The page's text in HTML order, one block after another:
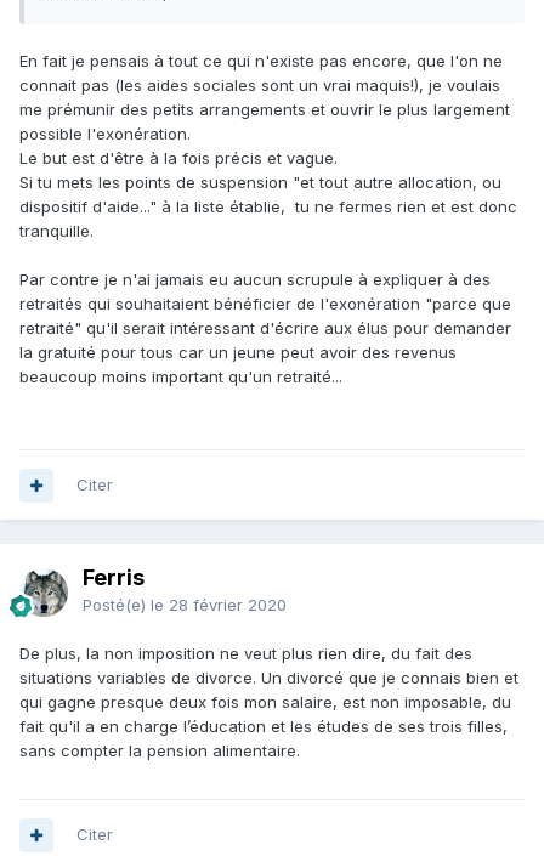
En fait je pensais à tout ce qui n'existe pas encore, que l'on ne
connait pas (les aides sociales sont un vrai maquis!), je voulais
me prémunir des petits arrangements et ouvrir le plus largement
possible l'exonération.
Le but est d'être à la fois précis et vague.
Si tu mets les points de suspension "et tout autre allocation, ou
dispositif d'aide..." à la liste établie, tu ne fermes rien et est donc
tranquille.
Par contre je n'ai jamais eu aucun scrupule à expliquer à des
retraités qui souhaitaient bénéficier de l'exonération "parce que
retraité" qu'il serait intéressant d'écrire aux élus pour demander
la gratuité pour tous car un jeune peut avoir des revenus
beaucoup moins important qu'un retraité...
Citer
Ferris
Posté(e) le 28 février 2020
De plus, la non imposition ne veut plus rien dire, du fait des
situations variables de divorce. Un divorcé que je connais bien et
qui gagne presque deux fois mon salaire, est non imposable, du
fait qu'il a en charge l’éducation et les études de ses trois filles,
sans compter la pension alimentaire.
Citer